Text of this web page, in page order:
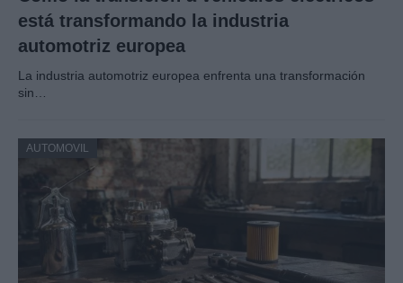
está transformando la industria
automotriz europea
La industria automotriz europea enfrenta una transformación
sin…
AUTOMOVIL